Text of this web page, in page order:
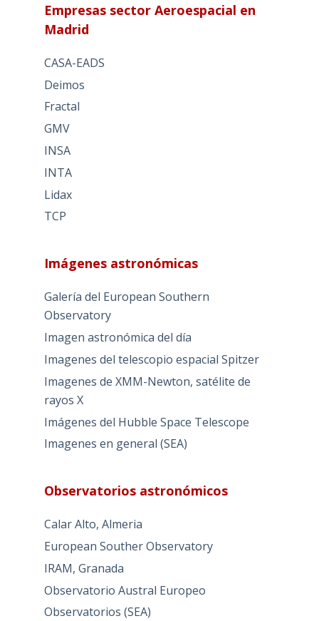
Empresas sector Aeroespacial en
Madrid
CASA-EADS
Deimos
Fractal
GMV
INSA
INTA
Lidax
TCP
Imágenes astronómicas
Galería del European Southern
Observatory
Imagen astronómica del día
Imagenes del telescopio espacial Spitzer
Imagenes de XMM-Newton, satélite de
rayos X
Imágenes del Hubble Space Telescope
Imagenes en general (SEA)
Observatorios astronómicos
Calar Alto, Almeria
European Souther Observatory
IRAM, Granada
Observatorio Austral Europeo
Observatorios (SEA)